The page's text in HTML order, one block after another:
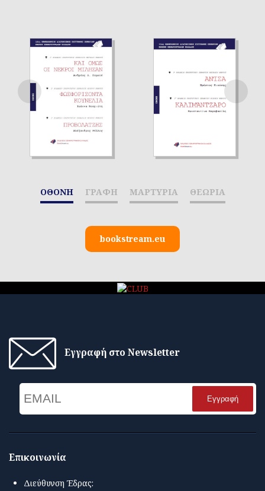
ΟΘΟΝΗ ΓΡΑΦΗ ΜΑΡΤΥΡΙΑ ΘΕΩΡΙΑ
bookstream.eu
Εγγραφή στο Newsletter
Name
Επικοινωνία
Διεύθυνση Έδρας: